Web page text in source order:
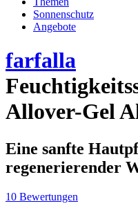
Sonnenschutz
Angebote
farfalla
Allover-Gel
Eine sanfte
regenerierender
10 Bewertungen